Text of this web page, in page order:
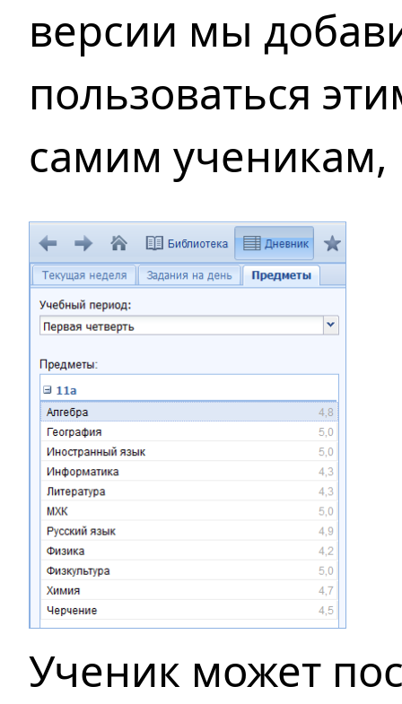
версии мы
пользоваться
самим ученикам,
Ученик может